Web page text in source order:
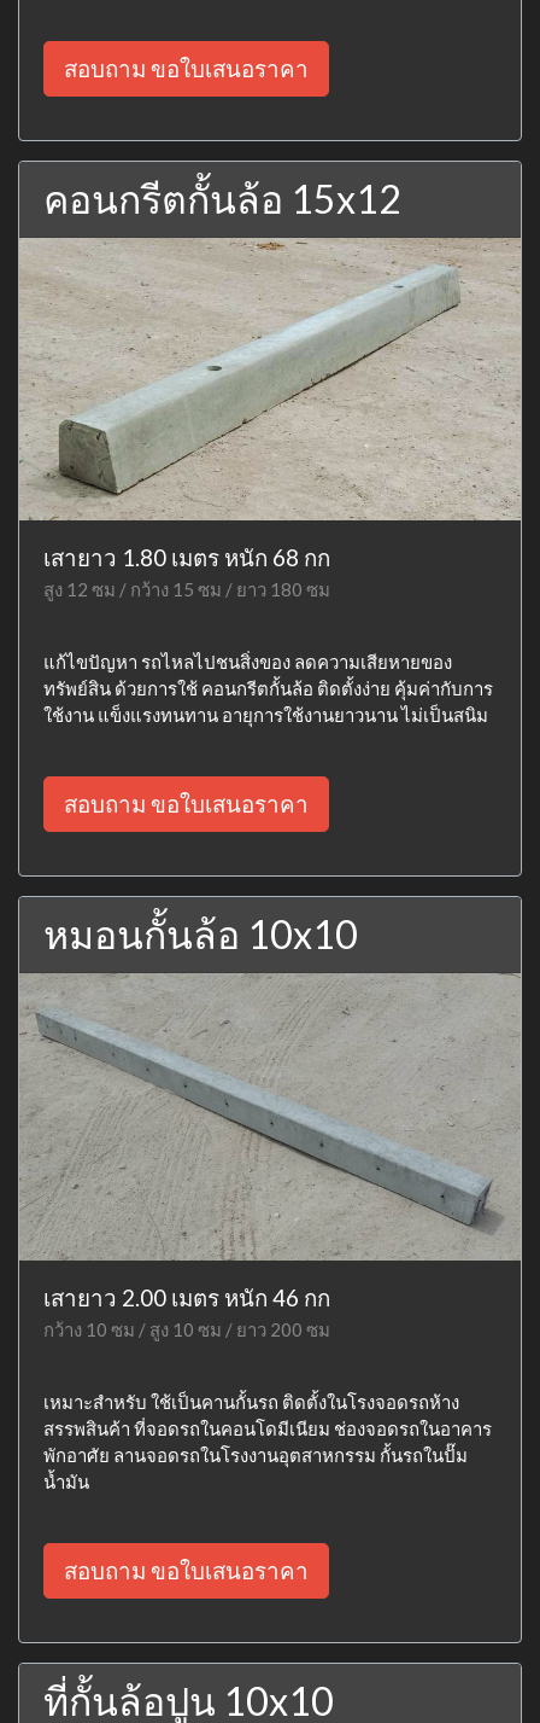
สอบถาม ขอใบเสนอราคา
คอนกรีตกั้นล้อ 15x12
เสายาว 1.80 เมตร หนัก 68 กก
สูง 12 ซม / กว้าง 15 ซม / ยาว 180 ซม
แก้ไขปัญหา รถไหลไปชนสิ่งของ ลดความเสียหายของ
ทรัพย์สิน ด้วยการใช้ คอนกรีตกั้นล้อ ติดตั้งง่าย คุ้มค่ากับการ
ใช้งาน แข็งแรงทนทาน อายุการใช้งานยาวนาน ไม่เป็นสนิม
สอบถาม ขอใบเสนอราคา
หมอนกั้นล้อ 10x10
เสายาว 2.00 เมตร หนัก 46 กก
กว้าง 10 ซม / สูง 10 ซม / ยาว 200 ซม
เหมาะสำหรับ ใช้เป็นคานกั้นรถ ติดตั้งในโรงจอดรถห้าง
สรรพสินค้า ที่จอดรถในคอนโดมีเนียม ช่องจอดรถในอาคาร
พักอาศัย ลานจอดรถในโรงงานอุตสาหกรรม กั้นรถในปั๊ม
น้ำมัน
สอบถาม ขอใบเสนอราคา
ที่กั้นล้อปูน 10x10